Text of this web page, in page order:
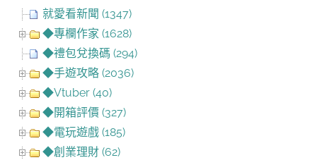
就愛看新聞 (1347)
◆專欄作家 (1628)
◆禮包兌換碼 (294)
◆手遊攻略 (2036)
◆Vtuber (40)
◆開箱評價 (327)
◆電玩遊戲 (185)
◆創業理財 (62)